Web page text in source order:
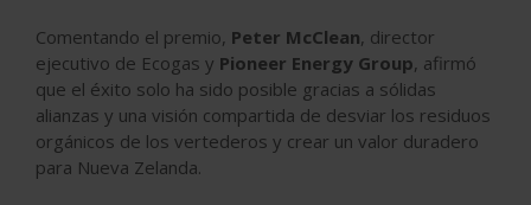
Comentando el premio, Peter McClean, director
ejecutivo de Ecogas y Pioneer Energy Group, afirmó
que el éxito solo ha sido posible gracias a sólidas
alianzas y una visión compartida de desviar los residuos
orgánicos de los vertederos y crear un valor duradero
para Nueva Zelanda.